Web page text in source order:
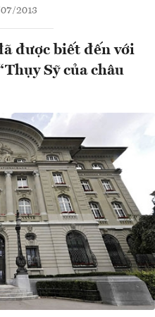
2013
được biết đến với
Sỹ của châu